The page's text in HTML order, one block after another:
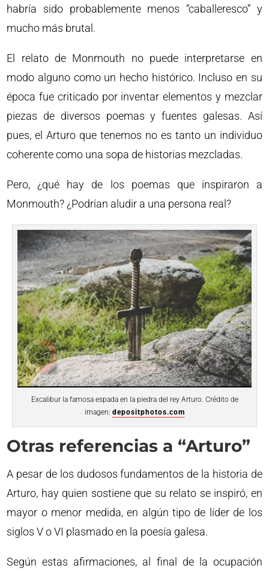
habría sido probablemente menos “caballeresco” y
mucho más brutal.
El relato de Monmouth no puede interpretarse en
modo alguno como un hecho histórico. Incluso en su
época fue criticado por inventar elementos y mezclar
piezas de diversos poemas y fuentes galesas. Así
pues, el Arturo que tenemos no es tanto un individuo
coherente como una sopa de historias mezcladas.
Pero, ¿qué hay de los poemas que inspiraron a
Monmouth? ¿Podrían aludir a una persona real?
Excalibur la famosa espada en la piedra del rey Arturo. Crédito de
imagen: depositphotos.com
Otras referencias a “Arturo”
A pesar de los dudosos fundamentos de la historia de
Arturo, hay quien sostiene que su relato se inspiró, en
mayor o menor medida, en algún tipo de líder de los
siglos V o VI plasmado en la poesía galesa.
Según estas afirmaciones, al final de la ocupación